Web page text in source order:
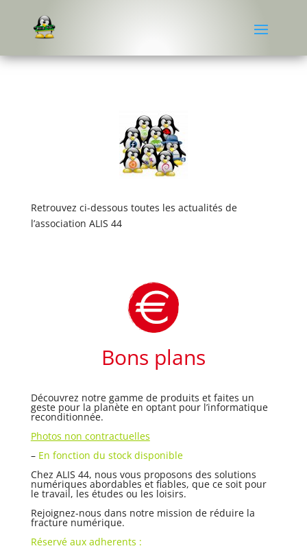
Retrouvez ci-dessous toutes les actualités de
l’association ALIS 44
Bons plans
Découvrez notre gamme de produits et faites un
geste pour la planète en optant pour l’informatique
reconditionnée.
Photos non contractuelles
–En fonction du stock disponible
Chez ALIS 44, nous vous proposons des solutions
numériques abordables et fiables, que ce soit pour
le travail, les études ou les loisirs.
Rejoignez-nous dans notre mission de réduire la
fracture numérique.
Réservé aux adherents :